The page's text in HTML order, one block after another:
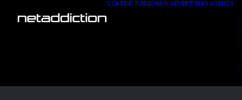
CONTENT PUBLISHING ADVERTISING AGENCY